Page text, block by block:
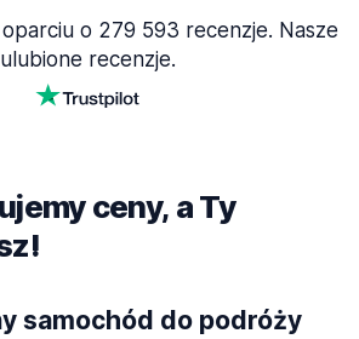
o 279 593 recenzje. Nasze
ulubione recenzje.
ceny, a Ty
samochód do podróży